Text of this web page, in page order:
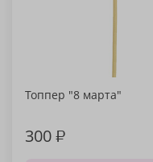
Топпер "8 марта"
300₽